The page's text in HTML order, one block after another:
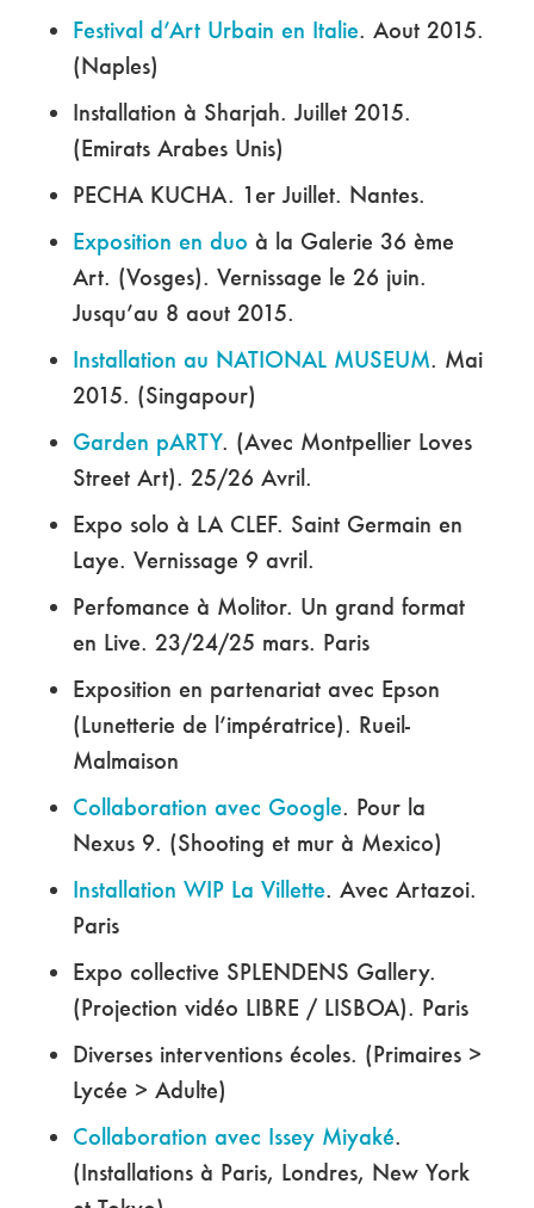
Festival d’Art Urbain en Italie. Aout 2015.
(Naples)
Installation à Sharjah. Juillet 2015.
(Emirats Arabes Unis)
PECHA KUCHA. 1er Juillet. Nantes.
Exposition en duo à la Galerie 36 ème
Art. (Vosges). Vernissage le 26 juin.
Jusqu’au 8 aout 2015.
Installation au NATIONAL MUSEUM. Mai
2015. (Singapour)
Garden pARTY. (Avec Montpellier Loves
Street Art). 25/26 Avril.
Expo solo à LA CLEF. Saint Germain en
Laye. Vernissage 9 avril.
Perfomance à Molitor. Un grand format
en Live. 23/24/25 mars. Paris
Exposition en partenariat avec Epson
(Lunetterie de l’impératrice). Rueil-
Malmaison
Collaboration avec Google. Pour la
Nexus 9. (Shooting et mur à Mexico)
Installation WIP La Villette. Avec Artazoi.
Paris
Expo collective SPLENDENS Gallery.
(Projection vidéo LIBRE / LISBOA). Paris
Diverses interventions écoles. (Primaires >
Lycée > Adulte)
Collaboration avec Issey Miyaké.
(Installations à Paris, Londres, New York